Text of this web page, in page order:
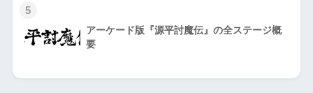
5
アーケード版『源平討魔伝』の全ステージ概
要